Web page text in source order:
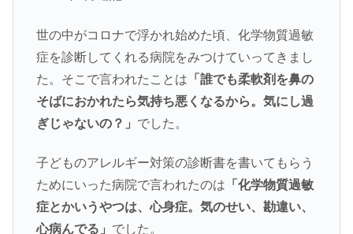
世の中がコロナで浮かれ始めた頃、化学物質過敏
症を診断してくれる病院をみつけていってきまし
た。そこで言われたことは 「誰でも柔軟剤を鼻の
そばにおかれたら気持ち悪くなるから。気にし過
ぎじゃないの？」 でした。
子どものアレルギー対策の診断書を書いてもらう
ためにいった病院で言われたのは 「化学物質過敏
症とかいうやつは、心身症。気のせい、勘違い、
心病んでる」 でした。